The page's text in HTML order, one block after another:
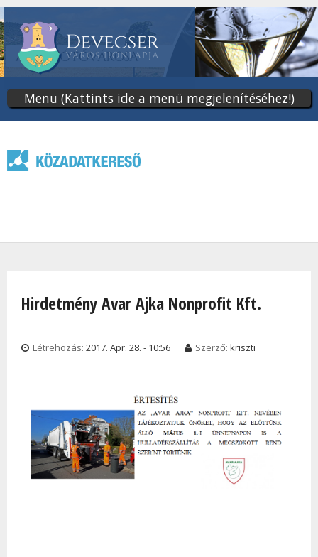
tartalomra
Menü (Kattints ide a menü megjelenítéséhez!)
Hirdetmény Avar Ajka Nonprofit Kft.
Létrehozás: 2017. Apr. 28. - 10:56 Szerző: kriszti